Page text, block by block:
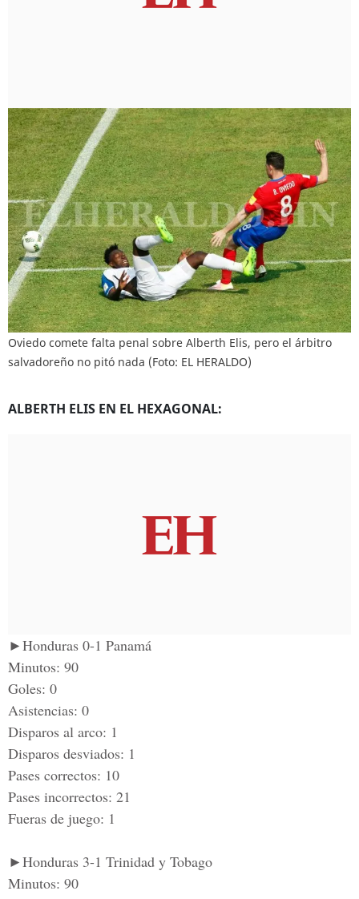
Oviedo comete falta penal sobre Alberth Elis, pero el árbitro
salvadoreño no pitó nada (Foto: EL HERALDO)
ALBERTH ELIS EN EL HEXAGONAL:
►Honduras 0-1 Panamá
Minutos: 90
Goles: 0
Asistencias: 0
Disparos al arco: 1
Disparos desviados: 1
Pases correctos: 10
Pases incorrectos: 21
Fueras de juego: 1
►Honduras 3-1 Trinidad y Tobago
Minutos: 90